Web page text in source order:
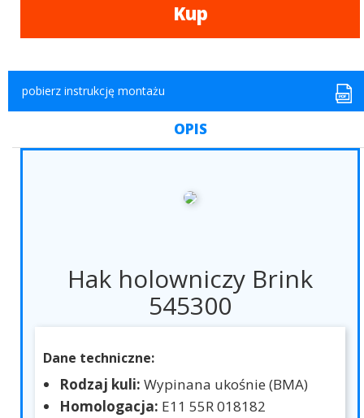
Kup
pobierz instrukcję montażu
OPIS
Hak holowniczy Brink
545300
Dane techniczne:
Rodzaj kuli: Wypinana ukośnie (BMA)
Homologacja: E11 55R 018182